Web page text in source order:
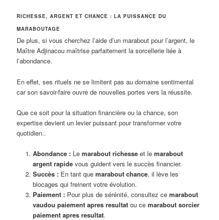
RICHESSE, ARGENT ET CHANCE : LA PUISSANCE DU
MARABOUTAGE
De plus, si vous cherchez l’aide d’un marabout pour l’argent, le
Maître Adjinacou maîtrise parfaitement la sorcellerie liée à
l’abondance.
En effet, ses rituels ne se limitent pas au domaine sentimental
car son savoir-faire ouvre de nouvelles portes vers la réussite.
Que ce soit pour la situation financière ou la chance, son
expertise devient un levier puissant pour transformer votre
quotidien..
Abondance :Le marabout richesseet le marabout
argent rapidevous guident vers le succès financier.
Succès :En tant que marabout chance, il lève les
blocages qui freinent votre évolution.
Paiement :Pour plus de sérénité, consultez ce marabout
vaudou paiement apres resultatou ce marabout sorcier
paiement apres resultat.